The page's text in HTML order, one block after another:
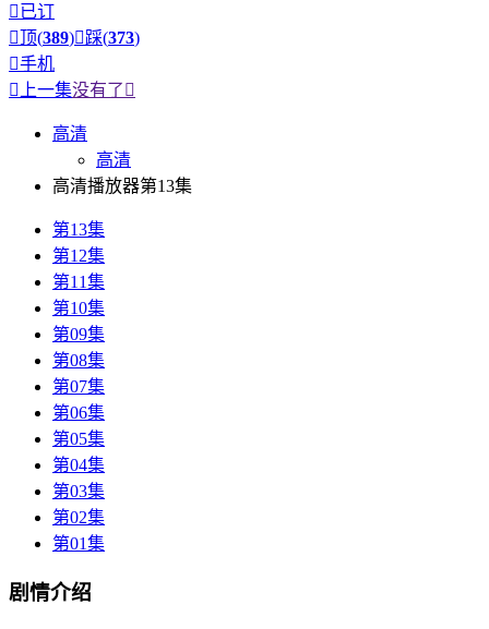
已订
顶(389)踩(373)
手机
 上一集没有了 
高清
高清
高清播放器第13集
第13集
第12集
第11集
第10集
第09集
第08集
第07集
第06集
第05集
第04集
第03集
第02集
第01集
剧情介绍